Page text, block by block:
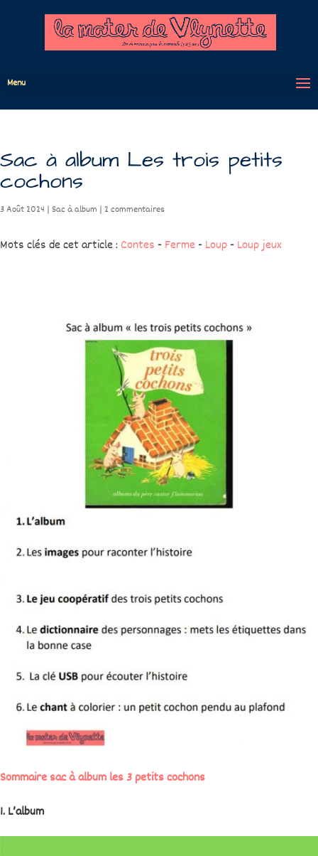
Menu
Sac à album Les trois petits
cochons
3 Août 2024 | Sac à album | 2 commentaires
Mots clés de cet article : Contes - Ferme - Loup - Loup jeux
Sommaire sac à album les 3 petits cochons
1. L’album